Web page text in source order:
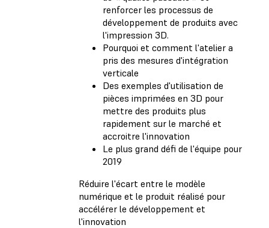
renforcer les processus de
développement de produits avec
l'impression 3D.
Pourquoi et comment l'atelier a
pris des mesures d'intégration
verticale
Des exemples d'utilisation de
pièces imprimées en 3D pour
mettre des produits plus
rapidement sur le marché et
accroitre l'innovation
Le plus grand défi de l'équipe pour
2019
Réduire l'écart entre le modèle
numérique et le produit réalisé pour
accélérer le développement et
l'innovation